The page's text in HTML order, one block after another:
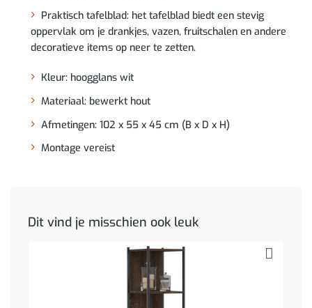
Praktisch tafelblad: het tafelblad biedt een stevig
oppervlak om je drankjes, vazen, fruitschalen en andere
decoratieve items op neer te zetten.
Kleur: hoogglans wit
Materiaal: bewerkt hout
Afmetingen: 102 x 55 x 45 cm (B x D x H)
Montage vereist
Dit vind je misschien ook leuk